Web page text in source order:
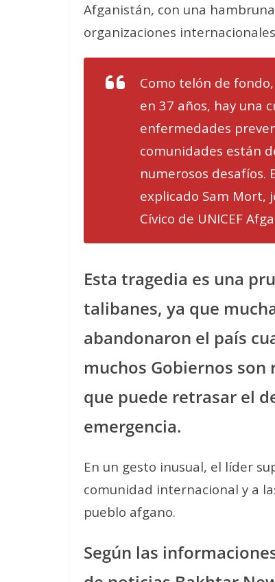
Afganistán, con una
organizaciones internacionales
Como telón de
en 37 años, hay una
enfermedades
comunidades están
numerosos desafíos.
explicado Sam Mort,
Cívico de UNICEF
Esta tragedia es una
talibanes, ya que
abandonaron el país
muchos Gobiernos
que puede retrasar el
emergencia.
En un gesto inusual, el líder
comunidad internacional y a
pueblo afgano.
Según las